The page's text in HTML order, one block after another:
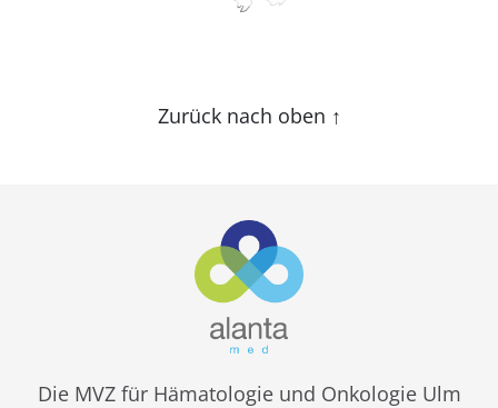
Zurück nach oben ↑
Die MVZ für Hämatologie und Onkologie Ulm